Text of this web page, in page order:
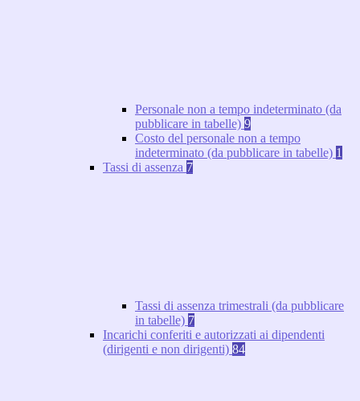
Personale non a tempo indeterminato (da
pubblicare in tabelle) 9
Costo del personale non a tempo
indeterminato (da pubblicare in tabelle) 1
Tassi di assenza 7
Tassi di assenza trimestrali (da pubblicare
in tabelle) 7
Incarichi conferiti e autorizzati ai dipendenti
(dirigenti e non dirigenti) 84